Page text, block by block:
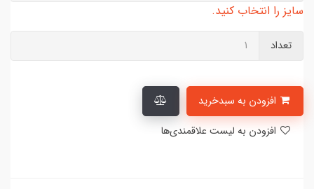
سایز را انتخاب کنید.
تعداد